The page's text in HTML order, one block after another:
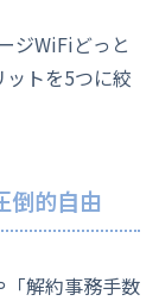
ジWiFiどっと
トを5つに絞
倒的自由
解約事務手数